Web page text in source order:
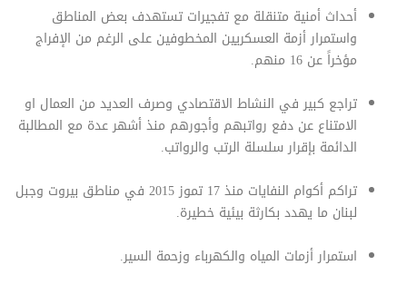
أحداث أمنية متنقلة مع تفجيرات تستهدف بعض المناطق
واستمرار أزمة العسكريين المخطوفين على الرغم من الإفراج
مؤخراً عن 16 منهم.
تراجع كبير في النشاط الاقتصادي وصرف العديد من العمال او
الامتناع عن دفع رواتبهم وأجورهم منذ أشهر عدة مع المطالبة
الدائمة بإقرار سلسلة الرتب والرواتب.
تراكم أكوام النفايات منذ 17 تموز 2015 في مناطق بيروت وجبل
لبنان ما يهدد بكارثة بيئية خطيرة.
استمرار أزمات المياه والكهرباء وزحمة السير.